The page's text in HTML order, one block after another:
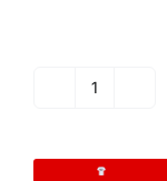
Cargador
cantidad